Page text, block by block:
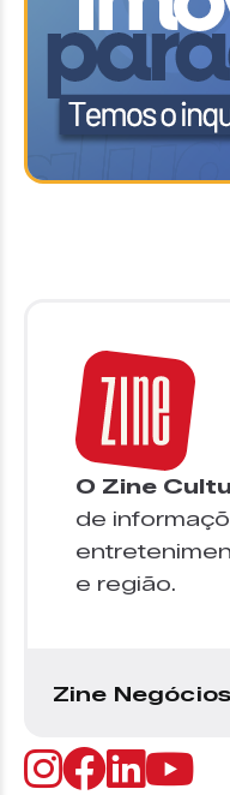
O Zine
de
e região.
Zine Negócios